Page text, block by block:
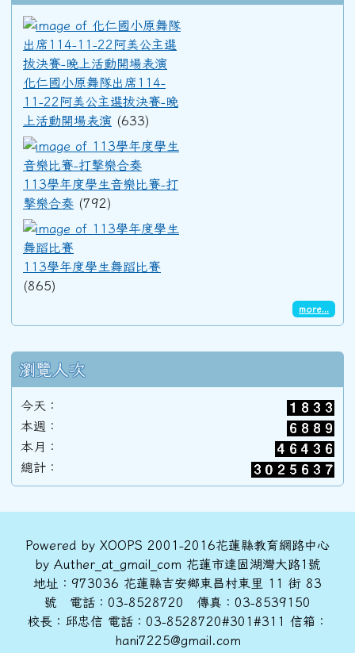
化仁國小原舞隊出席114-
11-22阿美公主選拔決賽-晚
上活動開場表演 (633)
113學年度學生音樂比賽-打
擊樂合奏 (792)
113學年度學生舞蹈比賽
(865)
more...
瀏覽人次
今天：
本週：
本月：
總計：
頁尾區域內容
Powered by XOOPS 2001-2016花蓮縣教育網路中心
by Auther_at_gmail_com 花蓮市達固湖灣大路1號
地址：973036 花蓮縣吉安鄉東昌村東里 11 街 83
號 電話：03-8528720 傳真：03-8539150
校長：邱忠信 電話：03-8528720#301#311 信箱：
hani7225@gmail.com